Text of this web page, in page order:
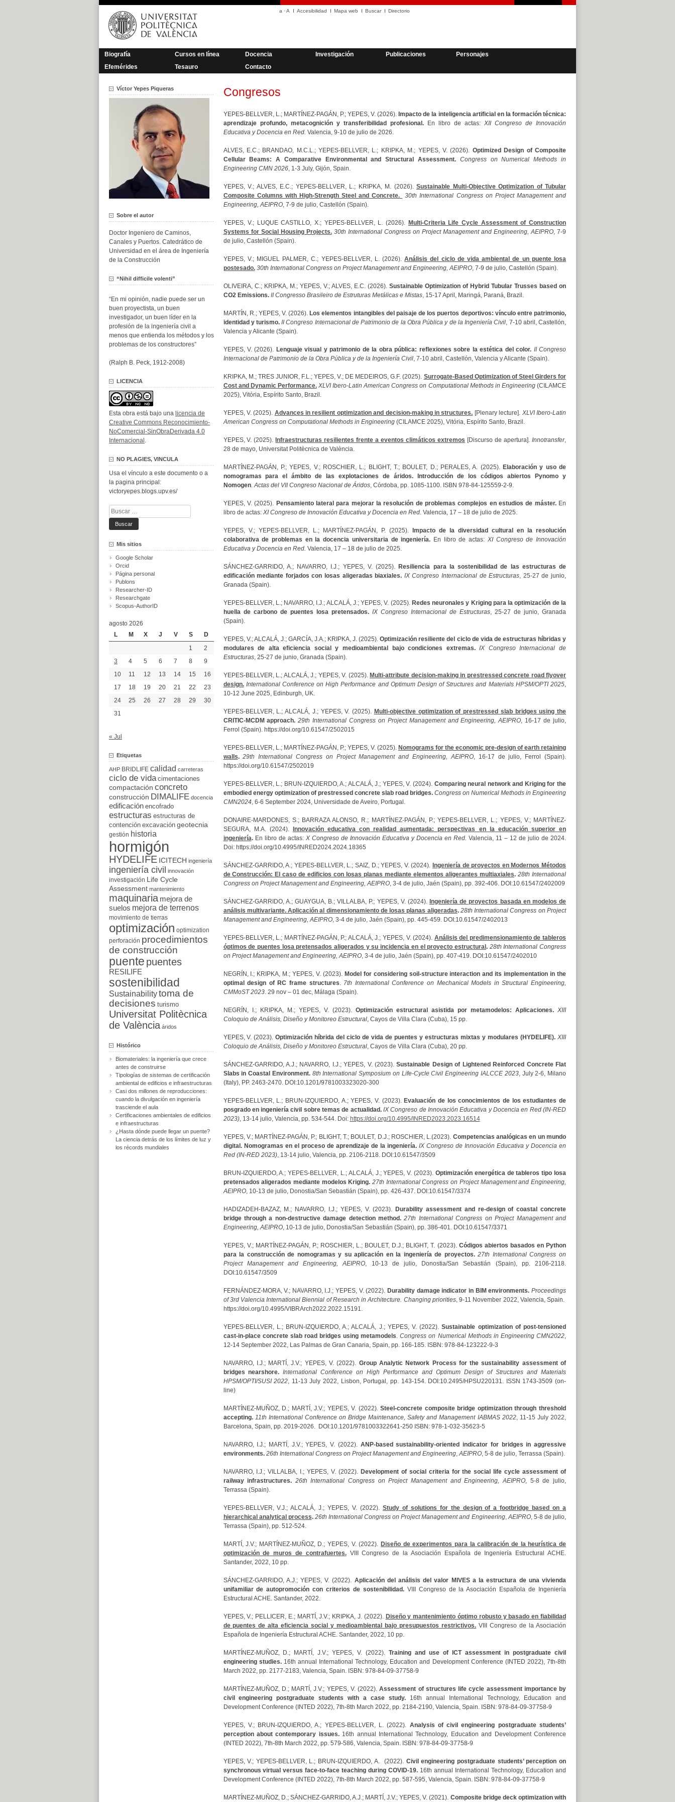
Saltar
contenido
a ·A Accesibilidad Mapa web Buscar Directorio
Biografía Cursos en línea Docencia Investigación Publicaciones
Personajes
Efemérides
Tesauro Contacto
Congresos
YEPES-BELLVER, L.; MARTÍNEZ-PAGÁN, P.; YEPES, V. (2026). Impacto de la inteligencia artificial en la formación técnica:
aprendizaje profundo, metacognición y transferibilidad profesional.En libro de actas: XII Congreso de Innovación
Educativa y Docencia en Red. Valencia, 9-10 de julio de 2026.
ALVES, E.C.; BRANDAO, M.C.L.; YEPES-BELLVER, L.; KRIPKA, M.; YEPES, V. (2026). Optimized Design of Composite
Cellular Beams: A Comparative Environmental and Structural Assessment. Congress on Numerical Methods in
Engineering CMN 2026, 1-3 July, Gijón, Spain.
YEPES, V.; ALVES, E.C.; YEPES-BELLVER, L.; KRIPKA, M. (2026). Sustainable Multi-Objective Optimization of Tubular
Composite Columns with High-Strength Steel and Concrete.
30th International Congress on Project Management and
Engineering, AEIPRO, 7-9 de julio, Castellón (Spain).
YEPES, V.; LUQUE CASTILLO, X.; YEPES-BELLVER, L. (2026). Multi-Criteria Life Cycle Assessment of Construction
Systems for Social Housing Projects. 30th International Congress on Project Management and Engineering, AEIPRO, 7-9
de julio, Castellón (Spain).
YEPES, V.; MIGUEL PALMER, C.; YEPES-BELLVER, L. (2026).Análisis del ciclo de vida ambiental de un puente losa
postesado. 30th International Congress on Project Management and Engineering, AEIPRO, 7-9 de julio, Castellón (Spain).
OLIVEIRA, C.; KRIPKA, M.; YEPES, V.; ALVES, E.C. (2026). Sustainable Optimization of Hybrid Tubular Trusses based on
CO2 Emissions. II Congresso Brasileiro de Estruturas Metálicas e Mistas, 15-17 April, Maringá, Paraná, Brazil.
MARTÍN, R.; YEPES, V. (2026). Los elementos intangibles del paisaje de los puertos deportivos: vínculo entre patrimonio,
identidad y turismo. II Congreso Internacional de Patrimonio de la Obra Pública y de la Ingeniería Civil, 7-10 abril, Castellón,
Valencia y Alicante (Spain).
YEPES, V. (2026). Lenguaje visual y patrimonio de la obra pública: reflexiones sobre la estética del color. II Congreso
Internacional de Patrimonio de la Obra Pública y de la Ingeniería Civil, 7-10 abril, Castellón, Valencia y Alicante (Spain).
KRIPKA, M.; TRES JUNIOR, F.L.; YEPES, V.; DE MEDEIROS, G.F. (2025). Surrogate-Based Optimization of Steel Girders for
Cost and Dynamic Performance. XLVI Ibero-Latin American Congress on Computational Methods in Engineering(CILAMCE
2025), Vitória, Espírito Santo, Brazil.
YEPES, V. (2025). Advances in resilient optimization and decision-making in structures. [Plenary lecture]. XLVI Ibero-Latin
American Congress on Computational Methods in Engineering(CILAMCE 2025), Vitória, Espírito Santo, Brazil.
YEPES, V. (2025). Infraestructuras resilientes frente a eventos climáticos extremos [Discurso de apertura].Innotransfer,
28 de mayo, Universitat Politècnica de València.
MARTÍNEZ-PAGÁN, P.; YEPES, V.; ROSCHIER, L.; BLIGHT, T.; BOULET, D.; PERALES, A. (2025). Elaboración y uso de
nomogramas para el ámbito de las explotaciones de áridos. Introducción de los códigos abiertos Pynomo y
Nomogen.Actas del VII Congreso Nacional de Áridos, Córdoba, pp. 1085-1100. ISBN 978-84-125559-2-9.
YEPES, V. (2025). Pensamiento lateral para mejorar la resolución de problemas complejos en estudios de máster.En
libro de actas: XI Congreso de Innovación Educativa y Docencia en Red. Valencia, 17 – 18 de julio de 2025.
YEPES, V.; YEPES-BELLVER, L.; MARTÍNEZ-PAGÁN, P. (2025).
Impacto de la diversidad cultural en la resolución
colaborativa de problemas en la docencia universitaria de ingeniería. En libro de actas: XI Congreso de Innovación
Educativa y Docencia en Red. Valencia, 17 – 18 de julio de 2025.
SÁNCHEZ-GARRIDO, A.; NAVARRO, I.J.; YEPES, V. (2025). Resiliencia para la sostenibilidad de las estructuras de
edificación mediante forjados con losas aligeradas biaxiales. IX Congreso Internacional de Estructuras, 25-27 de junio,
Granada (Spain).
YEPES-BELLVER, L.; NAVARRO, I.J.; ALCALÁ, J.; YEPES, V. (2025). Redes neuronales y Kriging para la optimización de la
huella de carbono de puentes losa pretensados. IX Congreso Internacional de Estructuras, 25-27 de junio, Granada
(Spain).
YEPES, V.; ALCALÁ, J.; GARCÍA, J.A.; KRIPKA, J. (2025).Optimización resiliente del ciclo de vida de estructuras híbridas y
modulares de alta eficiencia social y medioambiental bajo condiciones extremas. IX Congreso Internacional de
Estructuras, 25-27 de junio, Granada (Spain).
YEPES-BELLVER, L.; ALCALÁ, J.; YEPES, V. (2025). Multi-attribute decision-making in prestressed concrete road flyover
design. International Conference on High Performance and Optimum Design of Structures and Materials HPSM/OPTI 2025,
10-12 June 2025, Edinburgh, UK.
YEPES-BELLVER, L.; ALCALÁ, J.; YEPES, V. (2025). Multi-objective optimization of prestressed slab bridges using the
CRITIC-MCDM approach. 29th International Congress on Project Management and Engineering, AEIPRO, 16-17 de julio,
Ferrol (Spain). https://doi.org/10.61547/2502015
YEPES-BELLVER, L.; MARTÍNEZ-PAGÁN, P.; YEPES, V. (2025). Nomograms for the economic pre-design of earth retaining
walls. 29th International Congress on Project Management and Engineering, AEIPRO, 16-17 de julio, Ferrol (Spain).
https://doi.org/10.61547/2502019
YEPES-BELLVER, L.; BRUN-IZQUIERDO, A.; ALCALÁ, J.; YEPES, V. (2024). Comparing neural network and Kriging for the
embodied energy optimization of prestressed concrete slab road bridges. Congress on Numerical Methods in Engineering
CMN2024, 6-6 September 2024, Universidade de Aveiro, Portugal.
DONAIRE-MARDONES, S.; BARRAZA ALONSO, R.; MARTÍNEZ-PAGÁN, P.; YEPES-BELLVER, L.; YEPES, V.; MARTÍNEZ-
SEGURA, M.A. (2024).
Innovación educativa con realidad aumentada: perspectivas en la educación superior en
ingeniería.En libro de actas: X Congreso de Innovación Educativa y Docencia en Red. Valencia, 11 – 12 de julio de 2024.
Doi: https://doi.org/10.4995/INRED2024.2024.18365
SÁNCHEZ-GARRIDO, A.; YEPES-BELLVER, L.; SAIZ, D.; YEPES, V. (2024). Ingeniería de proyectos en Modernos Métodos
de Construcción: El caso de edificios con losas planas mediante elementos aligerantes multiaxiales. 28th International
Congress on Project Management and Engineering, AEIPRO, 3-4 de julio, Jaén (Spain), pp. 392-406. DOI:10.61547/2402009
SÁNCHEZ-GARRIDO, A.; GUAYGUA, B.; VILLALBA, P.; YEPES, V. (2024). Ingeniería de proyectos basada en modelos de
análisis multivariante. Aplicación al dimensionamiento de losas planas aligeradas. 28th International Congress on Project
Management and Engineering, AEIPRO, 3-4 de julio, Jaén (Spain), pp. 445-459. DOI:10.61547/2402013
YEPES-BELLVER, L.; MARTÍNEZ-PAGÁN, P.; ALCALÁ, J.; YEPES, V. (2024). Análisis del predimensionamiento de tableros
óptimos de puentes losa pretensados aligerados y su incidencia en el proyecto estructural . 28th International Congress
on Project Management and Engineering, AEIPRO, 3-4 de julio, Jaén (Spain), pp. 407-419. DOI:10.61547/2402010
NEGRÍN, I.; KRIPKA, M.; YEPES, V. (2023). Model for considering soil-structure interaction and its implementation in the
optimal design of RC frame structures. 7th International Conference on Mechanical Models in Structural Engineering,
CMMoST 2023. 29 nov – 01 dec, Málaga (Spain).
NEGRÍN, I.; KRIPKA, M.; YEPES, V. (2023). Optimización estructural asistida por metamodelos: Aplicaciones. XIII
Coloquio de Análisis, Diseño y Monitoreo Estructural, Cayos de Villa Clara (Cuba), 15 pp.
YEPES, V. (2023).Optimización híbrida del ciclo de vida de puentes y estructuras mixtas y modulares (HYDELIFE). XIII
Coloquio de Análisis, Diseño y Monitoreo Estructural, Cayos de Villa Clara (Cuba), 20 pp.
SÁNCHEZ-GARRIDO, A.J.; NAVARRO, I.J.; YEPES, V. (2023).Sustainable Design of Lightened Reinforced Concrete Flat
Slabs in Coastal Environment. 8th International Symposium on Life-Cycle Civil Engineering IALCCE 2023, July 2-6, Milano
(Italy), PP. 2463-2470. DOI:10.1201/9781003323020-300
YEPES-BELLVER, L.; BRUN-IZQUIERDO, A.; YEPES, V. (2023). Evaluación de los conocimientos de los estudiantes de
posgrado en ingeniería civil sobre temas de actualidad. IX Congreso de Innovación Educativa y Docencia en Red (IN-RED
2023), 13-14 julio, Valencia, pp. 534-544. Doi: https://doi.org/10.4995/INRED2023.2023.16514
YEPES, V.; MARTÍNEZ-PAGÁN, P.; BLIGHT, T.; BOULET, D.J.; ROSCHIER, L.(2023). Competencias analógicas en un mundo
digital. Nomogramas en el proceso de aprendizaje de la ingeniería. IX Congreso de Innovación Educativa y Docencia en
Red (IN-RED 2023), 13-14 julio, Valencia, pp. 2106-2118. DOI:10.61547/3509
BRUN-IZQUIERDO, A.; YEPES-BELLVER, L.; ALCALÁ, J.; YEPES, V. (2023). Optimización energética de tableros tipo losa
pretensados aligerados mediante modelos Kriging.27th International Congress on Project Management and Engineering,
AEIPRO, 10-13 de julio, Donostia/San Sebastián (Spain), pp. 426-437. DOI:10.61547/3374
HADIZADEH-BAZAZ, M.; NAVARRO, I.J.; YEPES, V. (2023). Durability assessment and re-design of coastal concrete
bridge through a non-destructive damage detection method. 27th International Congress on Project Management and
Engineering, AEIPRO, 10-13 de julio, Donostia/San Sebastián (Spain), pp. 386-401. DOI:10.61547/3371
YEPES, V.; MARTÍNEZ-PAGÁN, P.; ROSCHIER, L.; BOULET, D.J.; BLIGHT, T. (2023). Códigos abiertos basados en Python
para la construcción de nomogramas y su aplicación en la ingeniería de proyectos. 27th International Congress on
Project Management and Engineering, AEIPRO, 10-13 de julio, Donostia/San Sebastián (Spain), pp. 2106-2118.
DOI:10.61547/3509
FERNÁNDEZ-MORA, V.; NAVARRO, I.J.; YEPES, V. (2022). Durability damage indicator in BIM environments. Proceedings
of 3rd Valencia International Biennial of Research in Architecture. Changing priorities, 9-11 November 2022, Valencia, Spain.
https://doi.org/10.4995/VIBRArch2022.2022.15191.
YEPES-BELLVER, L.; BRUN-IZQUIERDO, A.; ALCALÁ, J.; YEPES, V. (2022).Sustainable optimization of post-tensioned
cast-in-place concrete slab road bridges using metamodels.Congress on Numerical Methods in Engineering CMN2022,
12-14 September 2022, Las Palmas de Gran Canaria, Spain, pp. 166-185. ISBN: 978-84-123222-9-3
NAVARRO, I.J.; MARTÍ, J.V.; YEPES, V. (2022). Group Analytic Network Process for the sustainability assessment of
bridges nearshore.International Conference on High Performance and Optimum Design of Structures and Materials
HPSM/OPTI/SUSI 2022, 11-13 July 2022, Lisbon, Portugal, pp. 143-154. DOI:10.2495/HPSU220131. ISSN 1743-3509 (on-
line)
MARTÍNEZ-MUÑOZ, D.; MARTÍ, J.V.; YEPES, V. (2022).Steel-concrete composite bridge optimization through threshold
accepting. 11th International Conference on Bridge Maintenance, Safety and Management IABMAS 2022, 11-15 July 2022,
Barcelona, Spain, pp. 2019-2026. DOI:10.1201/9781003322641-250 ISBN: 978-1-032-35623-5
NAVARRO, I.J.; MARTÍ, J.V.; YEPES, V. (2022). ANP-based sustainability-oriented indicator for bridges in aggressive
environments. 26th International Congress on Project Management and Engineering,AEIPRO, 5-8 de julio, Terrassa (Spain).
NAVARRO, I.J.; VILLALBA, I.; YEPES, V. (2022). Development of social criteria for the social life cycle assessment of
railway infrastructures. 26th International Congress on Project Management and Engineering, AEIPRO, 5-8 de julio,
Terrassa (Spain).
YEPES-BELLVER, V.J.; ALCALÁ, J.; YEPES, V. (2022). Study of solutions for the design of a footbridge based on a
hierarchical analytical process. 26th International Congress on Project Management and Engineering,AEIPRO, 5-8 de julio,
Terrassa (Spain), pp. 512-524.
MARTÍ, J.V.; MARTÍNEZ-MUÑOZ, D.; YEPES, V. (2022). Diseño de experimentos para la calibración de la heurística de
optimización de muros de contrafuertes.VIII Congreso de la Asociación Española de Ingeniería Estructural ACHE.
Santander, 2022, 10 pp.
SÁNCHEZ-GARRIDO, A.J.; YEPES, V. (2022). Aplicación del análisis del valor MIVES a la estructura de una vivienda
unifamiliar de autopromoción con criterios de sostenibilidad.VIII Congreso de la Asociación Española de Ingeniería
Estructural ACHE. Santander, 2022.
YEPES, V.; PELLICER, E.; MARTÍ, J.V.; KRIPKA, J. (2022). Diseño y mantenimiento óptimo robusto y basado en fiabilidad
de puentes de alta eficiencia social y medioambiental bajo presupuestos restrictivos. VIII Congreso de la Asociación
Española de Ingeniería Estructural ACHE. Santander, 2022, 10 pp.
MARTÍNEZ-MUÑOZ, D.; MARTÍ, J.V.; YEPES, V. (2022).Training and use of ICT assessment in postgraduate civil
engineering studies. 16th annual International Technology, Education and Development Conference (INTED 2022), 7th-8th
March 2022, pp. 2177-2183, Valencia, Spain. ISBN: 978-84-09-37758-9
MARTÍNEZ-MUÑOZ, D.; MARTÍ, J.V.; YEPES, V. (2022).Assessment of structures life cycle assessment importance by
civil engineering postgraduate students with a case study. 16th annual International Technology, Education and
Development Conference (INTED 2022), 7th-8th March 2022, pp. 2184-2190, Valencia, Spain. ISBN: 978-84-09-37758-9
YEPES, V.; BRUN-IZQUIERDO, A.; YEPES-BELLVER, L. (2022). Analysis of civil engineering postgraduate students’
perception about contemporary issues. 16th annual International Technology, Education and Development Conference
(INTED 2022), 7th-8th March 2022, pp. 579-586, Valencia, Spain. ISBN: 978-84-09-37758-9
YEPES, V.; YEPES-BELLVER, L.; BRUN-IZQUIERDO, A. (2022). Civil engineering postgraduate students’ perception on
synchronous virtual versus face-to-face teaching during COVID-19. 16th annual International Technology, Education and
Development Conference (INTED 2022), 7th-8th March 2022, pp. 587-595, Valencia, Spain. ISBN: 978-84-09-37758-9
MARTÍNEZ-MUÑOZ, D.; SÁNCHEZ-GARRIDO, A.J.; MARTÍ, J.V.; YEPES, V. (2021). Composite bridge deck optimization with
Víctor Yepes Piqueras
Sobre el autor
Doctor Ingeniero de Caminos,
Canales y Puertos. Catedrático de
Universidad en el área de Ingeniería
de la Construcción
“Nihil difficile volenti”
“En mi opinión, nadie puede ser un
buen proyectista, un buen
investigador, un buen líder en la
profesión de la ingeniería civil a
menos que entienda los métodos y los
problemas de los constructores”
(Ralph B. Peck, 1912-2008)
LICENCIA
Esta obra está bajo una licencia de
Creative Commons Reconocimiento-
NoComercial-SinObraDerivada 4.0
Internacional .
NO PLAGIES, VINCULA
Usa el vínculo a este documento o a
la pagina principal:
victoryepes.blogs.upv.es/
Buscar:
Mis sitios
Google Scholar
Orcid
Página personal
Publons
Researcher-ID
Researchgate
Scopus-AuthorID
agosto 2026
L
M X J V S
D
1
2
3
4 5 6 7 8
9
10
11 12 13 14 15
16
17
18 19 20 21 22
23
24
25 26 27 28 29
30
31
« Jul
Etiquetas
AHP BRIDLIFE calidad carreteras
ciclo de vida cimentaciones
compactación concreto
construcción DIMALIFE docencia
edificación encofrado
estructuras estructuras de
contención excavación geotecnia
gestión historia
hormigón
HYDELIFE ICITECH ingeniería
ingeniería civil innovación
investigación
Life Cycle
Assessment mantenimiento
maquinaria mejora de
suelos mejora de terrenos
movimiento de tierras
optimización optimization
perforación procedimientos
de construcción
puente puentes
RESILIFE
sostenibilidad
Sustainabilitytoma de
decisiones turismo
Universitat Politècnica
de València áridos
Histórico
Biomateriales: la ingeniería que crece
antes de construirse
Tipologías de sistemas de certificación
ambiental de edificios e infraestructuras
Casi dos millones de reproducciones:
cuando la divulgación en ingeniería
trasciende el aula
Certificaciones ambientales de edificios
e infraestructuras
¿Hasta dónde puede llegar un puente?
La ciencia detrás de los límites de luz y
los récords mundiales